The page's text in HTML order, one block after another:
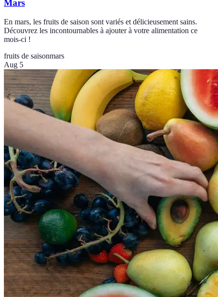
Mars
En mars, les fruits de saison sont variés et délicieusement sains.
Découvrez les incontournables à ajouter à votre alimentation ce
mois-ci !
fruits de saisonmars
Aug 5